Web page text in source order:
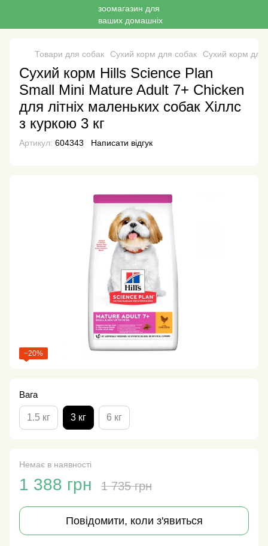
Товари для собак Сухий корм для собак Сухий корм для
Сухий корм Hills Science Plan
Small Mini Mature Adult 7+ Chicken
для літніх маленьких собак Хіллс
з куркою 3 кг
Артикул: 604343 Написати відгук
−20%
Вага
1.5 кг 3 кг 6 кг
Немає в наявності
1 388 грн 1 735 грн
Повідомити, коли з'явиться